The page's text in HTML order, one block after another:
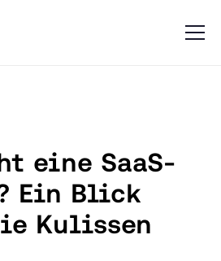
eine SaaS-
Ein Blick
Kulissen